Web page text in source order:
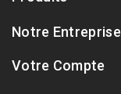
Notre Entreprise
Votre Compte